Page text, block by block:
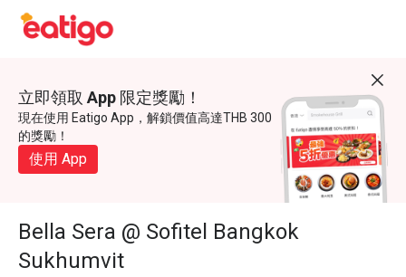
立即領取 App 限定獎勵！
現在使用 Eatigo App，解鎖價值高達THB 300
的獎勵！
使用 App
Bella Sera @ Sofitel Bangkok
Sukhumvit